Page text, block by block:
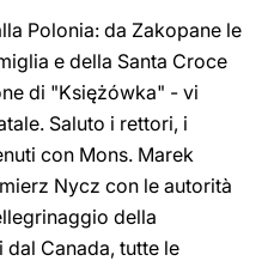
Polonia: da Zakopane le
e della Santa Croce
di "Księżówka" - vi
Saluto i rettori, i
con Mons. Marek
Nycz con le autorità
della
Canada, tutte le